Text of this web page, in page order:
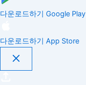
다운로드하기 Google Play
다운로드하기 App Store